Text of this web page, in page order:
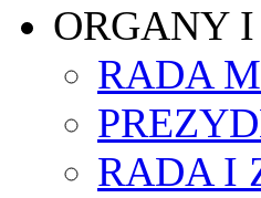
ORGANY
RADA
RADA I